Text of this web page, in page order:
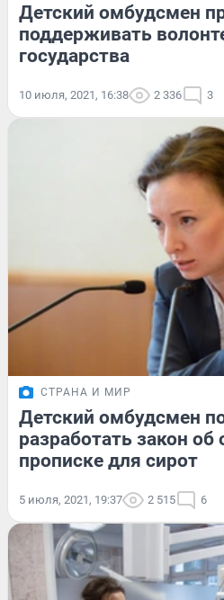
Детский омбудсмен
поддерживать
государства
10 июля, 2021, 16:38 2 336 3
СТРАНА И МИР
Детский омбудсмен
разработать закон об
прописке для сирот
5 июля, 2021, 19:37 2 515 6